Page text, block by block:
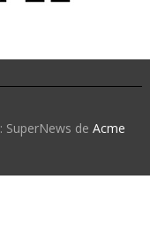
SuperNews de Acme